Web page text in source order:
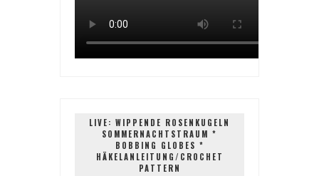
LIVE: WIPPENDE ROSENKUGELN
SOMMERNACHTSTRAUM *
BOBBING GLOBES *
HÄKELANLEITUNG/CROCHET
PATTERN